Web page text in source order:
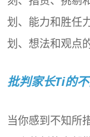
划、能力和胜任
划、想法和观点
批判家长Ti的
当你感到不知所